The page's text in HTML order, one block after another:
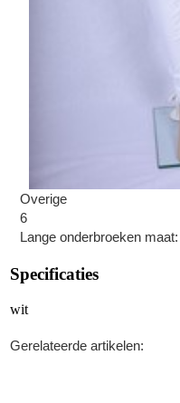
Overige
6
Lange onderbroeken
Specificaties
wit
Gerelateerde artikelen: